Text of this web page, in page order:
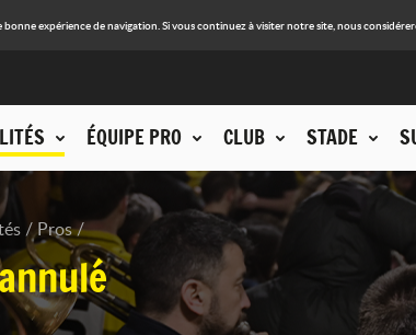
expérience de navigation. Si vous continuez à visiter notre site, nous
ÉQUIPE PRO CLUB STADE
Pros